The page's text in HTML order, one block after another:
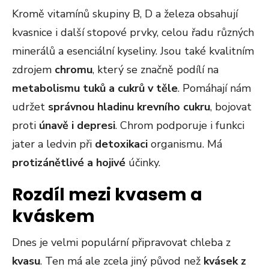
Kromě vitamínů skupiny B, D a železa obsahují
kvasnice i další stopové prvky, celou řadu různých
minerálů a esenciální kyseliny. Jsou také kvalitním
zdrojem chromu, který se značně podílí na
metabolismu tuků a cukrů v těle. Pomáhají nám
udržet správnou hladinu krevního cukru, bojovat
proti únavě i depresi. Chrom podporuje i funkci
jater a ledvin při detoxikaci organismu. Má
protizánětlivé a hojivé účinky.
Rozdíl mezi kvasem a
kváskem
Dnes je velmi populární připravovat chleba z
kvasu. Ten má ale zcela jiný původ než kvásek z